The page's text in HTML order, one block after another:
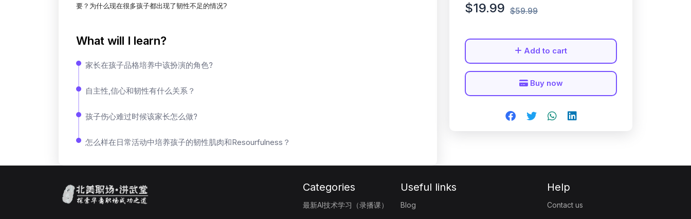
要？为什么现在很多孩子都出现了韧性不足的情况?
What will I learn?
家长在孩子品格培养中该扮演的角色?
自主性,信心和韧性有什么关系？
孩子伤心难过时候该家长怎么做?
怎么样在日常活动中培养孩子的韧性肌肉和Resourfulness？
$19.99 $59.99
Add to cart
Buy now
Categories
最新AI技术学习（录播课）
Useful links
Blog
Help
Contact us